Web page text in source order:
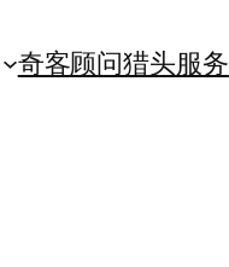
奇客顾问猎头服务